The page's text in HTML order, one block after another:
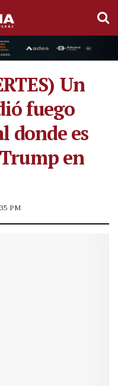
Un
fuego
donde es
en
PM